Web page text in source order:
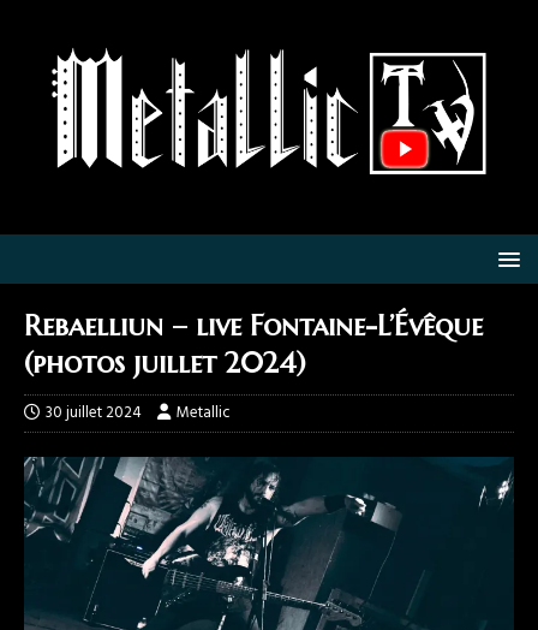
Rebaelliun – live Fontaine-L’Évêque
(photos juillet 2024)
30 juillet 2024 Metallic